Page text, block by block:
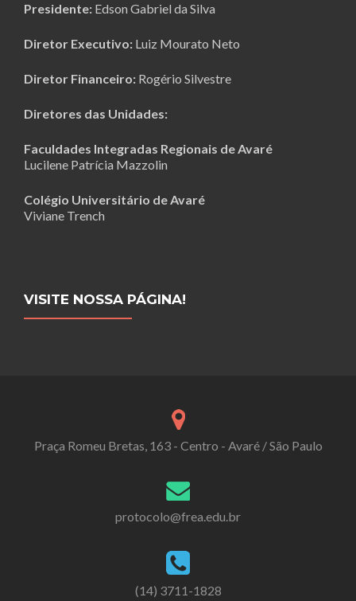
Presidente: Edson Gabriel da Silva
Diretor Executivo: Luiz Mourato Neto
Diretor Financeiro: Rogério Silvestre
Diretores das Unidades:
Faculdades Integradas Regionais de Avaré
Lucilene Patrícia Mazzolin
Colégio Universitário de Avaré
Viviane Trench
VISITE NOSSA PÁGINA!
Praça Romeu Bretas, 163 - Centro - Avaré / São Paulo
protocolo@frea.edu.br
(14) 3711-1828